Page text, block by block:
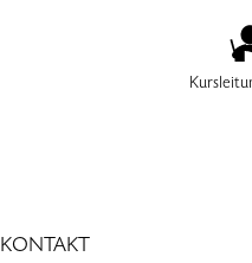
KONTAKT